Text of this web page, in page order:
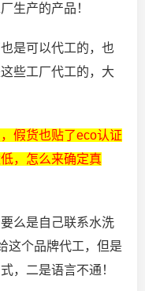
生产的产品！
是可以代工的，也
些工厂代工的，大
假货也贴了eco认证
，怎么来确定真
么是自己联系水洗
这个品牌代工，但是
，二是语言不通！